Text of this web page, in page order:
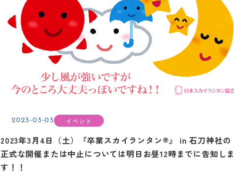
2023-03-03 イベント
2023年3月4日（土）『卒業スカイランタン®』 in 石刀神社の
正式な開催または中止については明日お昼12時までに告知しま
す！！